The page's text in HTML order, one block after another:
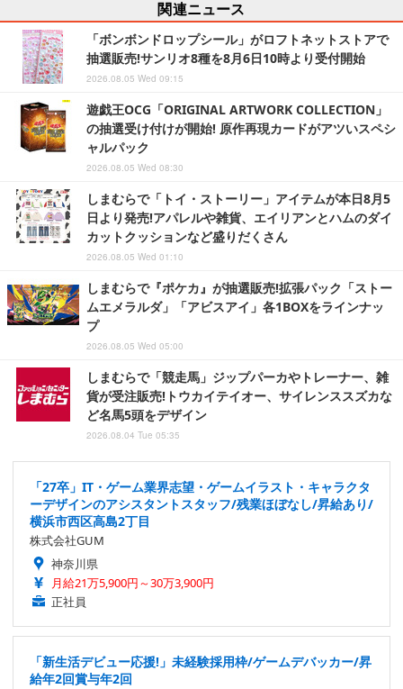
関連ニュース
「ボンボンドロップシール」がロフトネットストアで
抽選販売!サンリオ8種を8月6日10時より受付開始
2026.08.05 Wed 09:15
遊戯王OCG「ORIGINAL ARTWORK COLLECTION」
の抽選受け付けが開始! 原作再現カードがアツいスペシ
ャルパック
2026.08.05 Wed 08:30
しまむらで「トイ・ストーリー」アイテムが本日8月5
日より発売!アパレルや雑貨、エイリアンとハムのダイ
カットクッションなど盛りだくさん
2026.08.05 Wed 01:10
しまむらで『ポケカ』が抽選販売!拡張パック「ストー
ムエメラルダ」「アビスアイ」各1BOXをラインナッ
プ
2026.08.05 Wed 05:00
しまむらで「競走馬」ジップパーカやトレーナー、雑
貨が受注販売!トウカイテイオー、サイレンススズカな
ど名馬5頭をデザイン
2026.08.04 Tue 05:35
「27卒」IT・ゲーム業界志望・ゲームイラスト・キャラクタ
ーデザインのアシスタントスタッフ/残業ほぼなし/昇給あり/
横浜市西区高島2丁目
株式会社GUM
神奈川県
月給21万5,900円～30万3,900円
正社員
「新生活デビュー応援!」未経験採用枠/ゲームデバッカー/昇
給年2回賞与年2回